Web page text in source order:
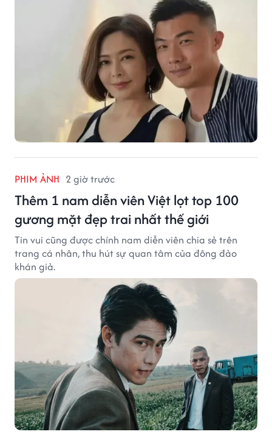
PHIM ẢNH 2 giờ trước
Thêm 1 nam diễn viên Việt lọt top 100
gương mặt đẹp trai nhất thế giới
Tin vui cũng được chính nam diễn viên chia sẻ trên
trang cá nhân, thu hút sự quan tâm của đông đảo
khán giả.